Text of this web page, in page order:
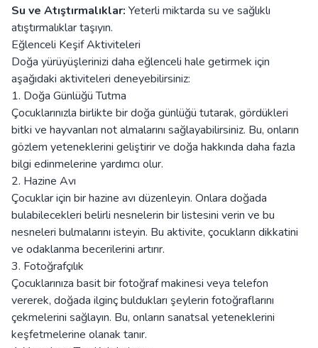
Su ve Atıştırmalıklar: Yeterli miktarda su ve sağlıklı
atıştırmalıklar taşıyın.
Eğlenceli Keşif Aktiviteleri
Doğa yürüyüşlerinizi daha eğlenceli hale getirmek için
aşağıdaki aktiviteleri deneyebilirsiniz:
1. Doğa Günlüğü Tutma
Çocuklarınızla birlikte bir doğa günlüğü tutarak, gördükleri
bitki ve hayvanları not almalarını sağlayabilirsiniz. Bu, onların
gözlem yeteneklerini geliştirir ve doğa hakkında daha fazla
bilgi edinmelerine yardımcı olur.
2. Hazine Avı
Çocuklar için bir hazine avı düzenleyin. Onlara doğada
bulabilecekleri belirli nesnelerin bir listesini verin ve bu
nesneleri bulmalarını isteyin. Bu aktivite, çocukların dikkatini
ve odaklanma becerilerini artırır.
3. Fotoğrafçılık
Çocuklarınıza basit bir fotoğraf makinesi veya telefon
vererek, doğada ilginç buldukları şeylerin fotoğraflarını
çekmelerini sağlayın. Bu, onların sanatsal yeteneklerini
keşfetmelerine olanak tanır.